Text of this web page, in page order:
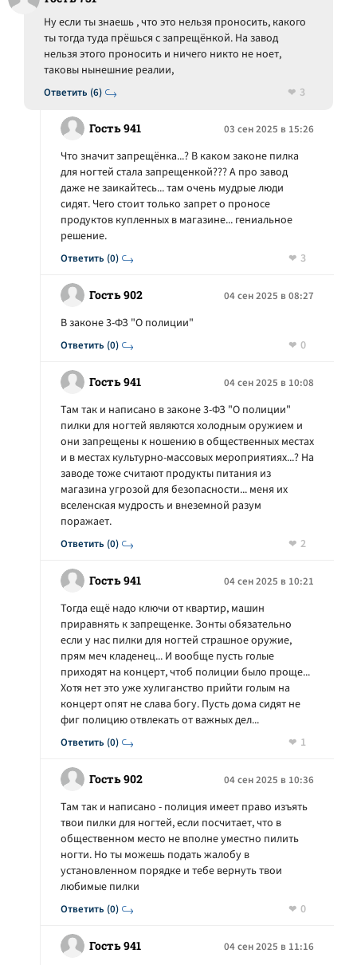
Ответить (6)
Ну если ты знаешь , что это нельзя проносить, какого
ты тогда туда прёшься с запрещёнкой. На завод
нельзя этого проносить и ничего никто не ноет,
таковы нынешние реалии,
3
Гость 941 03 сен 2025 в 15:26
Ответить (0)
Что значит запрещёнка...? В каком законе пилка
для ногтей стала запрещенкой??? А про завод
даже не заикайтесь... там очень мудрые люди
сидят. Чего стоит только запрет о проносе
продуктов купленных в магазине... гениальное
решение.
3
Гость 902 04 сен 2025 в 08:27
Ответить (0)
В законе 3-ФЗ "О полиции"
0
Гость 941 04 сен 2025 в 10:08
Ответить (0)
Там так и написано в законе 3-ФЗ "О полиции"
пилки для ногтей являются холодным оружием и
они запрещены к ношению в общественных местах
и в местах культурно-массовых мероприятиях...? На
заводе тоже считают продукты питания из
магазина угрозой для безопасности... меня их
вселенская мудрость и внеземной разум
поражает.
2
Гость 941 04 сен 2025 в 10:21
Ответить (0)
Тогда ещё надо ключи от квартир, машин
приравнять к запрещенке. Зонты обязательно
если у нас пилки для ногтей страшное оружие,
прям меч кладенец... И вообще пусть голые
приходят на концерт, чтоб полиции было проще...
Хотя нет это уже хулиганство прийти голым на
концерт опят не слава богу. Пусть дома сидят не
фиг полицию отвлекать от важных дел...
1
Гость 902 04 сен 2025 в 10:36
Ответить (0)
Там так и написано - полиция имеет право изъять
твои пилки для ногтей, если посчитает, что в
общественном место не вполне уместно пилить
ногти. Но ты можешь подать жалобу в
установленном порядке и тебе вернуть твои
любимые пилки
0
Гость 941 04 сен 2025 в 11:16